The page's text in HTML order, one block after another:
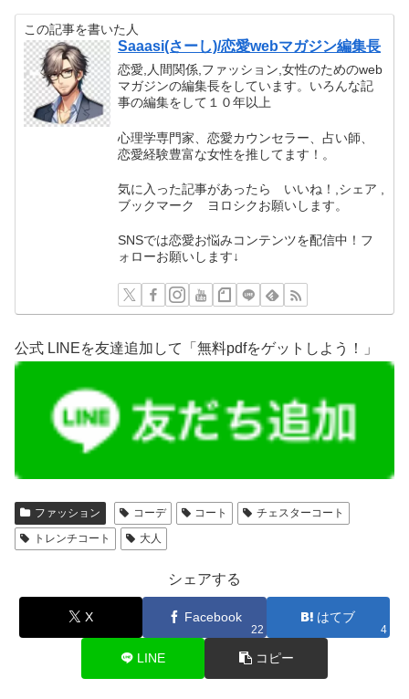
この記事を書いた人
Saaasi(さーし)/恋愛webマガジン編集長
恋愛,人間関係,ファッション,女性のためのweb
マガジンの編集長をしています。いろんな記
事の編集をして１０年以上
心理学専門家、恋愛カウンセラー、占い師、
恋愛経験豊富な女性を推してます！。
気に入った記事があったら いいね！,シェア ,
ブックマーク ヨロシクお願いします。
SNSでは恋愛お悩みコンテンツを配信中！フ
ォローお願いします↓
公式 LINEを友達追加して「無料pdfをゲットしよう！」
ファッション コーデ コート
チェスターコート
トレンチコート
大人
シェアする
X Facebook
22
はてブ
4
LINE コピー